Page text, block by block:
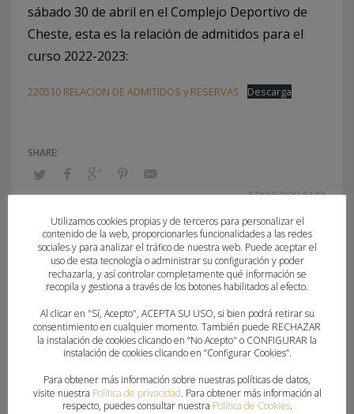
sábado 30 de abril en el Complejo Deportivo de
Cheste, esta es la relación de admitidos para el
curso 2022-2023:
220510 RELACION DE ADMITIDOS y RESERVAS Descarga
ETIQUETADO BAJO:
What you can read next
Utilizamos cookies propias y de terceros para personalizar el
contenido de la web, proporcionarles funcionalidades a las redes
sociales y para analizar el tráfico de nuestra web. Puede aceptar el
uso de esta tecnología o administrar su configuración y poder
rechazarla, y así controlar completamente qué información se
recopila y gestiona a través de los botones habilitados al efecto.
Al clicar en "Sí, Acepto", ACEPTA SU USO, si bien podrá retirar su
consentimiento en cualquier momento. También puede RECHAZAR
la instalación de cookies clicando en “No Acepto" o CONFIGURAR la
instalación de cookies clicando en “Configurar Cookies”.
Para obtener más información sobre nuestras políticas de datos,
visite nuestra Política de privacidad. Para obtener más información al
respecto, puedes consultar nuestra Política de Cookies.